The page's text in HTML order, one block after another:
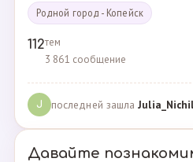
Родной город - Копейск
112тем
3 861 сообщение
J последней зашла
Давайте